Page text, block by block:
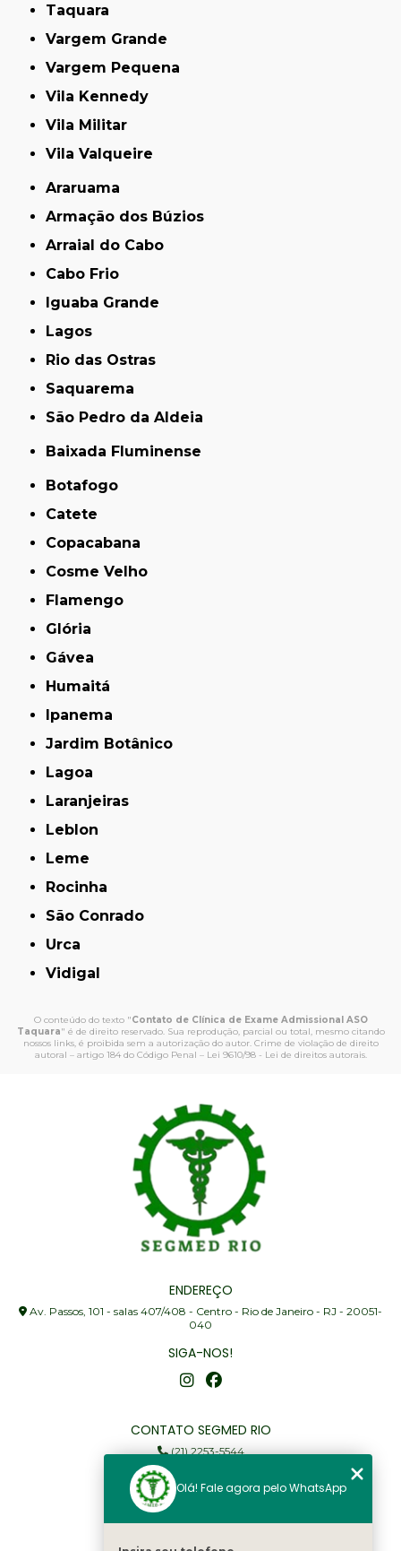
Taquara
Vargem Grande
Vargem Pequena
Vila Kennedy
Vila Militar
Vila Valqueire
Araruama
Armação dos Búzios
Arraial do Cabo
Cabo Frio
Iguaba Grande
Lagos
Rio das Ostras
Saquarema
São Pedro da Aldeia
Baixada Fluminense
Botafogo
Catete
Copacabana
Cosme Velho
Flamengo
Glória
Gávea
Humaitá
Ipanema
Jardim Botânico
Lagoa
Laranjeiras
Leblon
Leme
Rocinha
São Conrado
Urca
Vidigal
O conteúdo do texto "Contato de Clínica de Exame Admissional ASO
Taquara" é de direito reservado. Sua reprodução, parcial ou total, mesmo citando
nossos links, é proibida sem a autorização do autor. Crime de violação de direito
autoral – artigo 184 do Código Penal – Lei 9610/98 - Lei de direitos autorais.
ENDEREÇO
Av. Passos, 101 - salas 407/408 - Centro - Rio de Janeiro - RJ - 20051-
040
SIGA-NOS!
CONTATO SEGMED RIO
(21) 2253-5544
(21) 97905-3352
segmed@segmedrio.com.br
MENU
Olá! Fale agora pelo WhatsApp